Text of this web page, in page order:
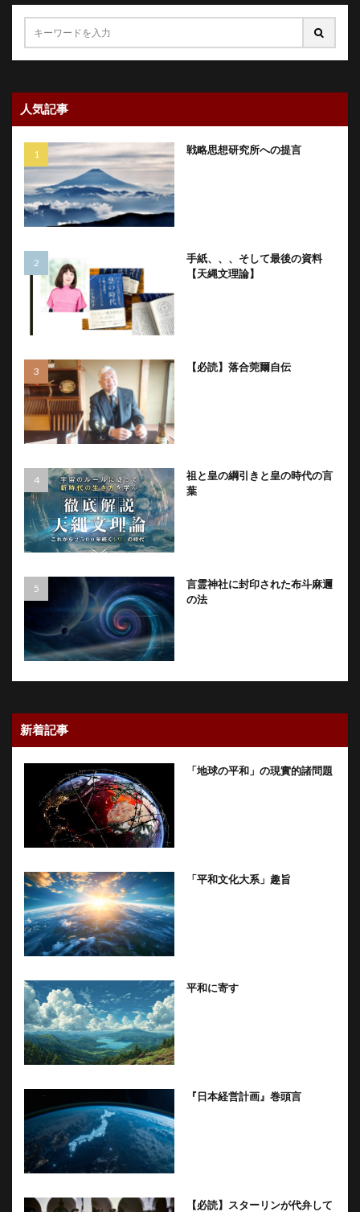
人気記事
戦略思想研究所への提言
手紙、、、そして最後の資料
【天縄文理論】
【必読】落合莞爾自伝
祖と皇の綱引きと皇の時代の言
葉
言霊神社に封印された布斗麻邇
の法
新着記事
「地球の平和」の現實的諸問題
「平和文化大系」趣旨
平和に寄す
『日本経営計画』巻頭言
【必読】スターリンが代弁して